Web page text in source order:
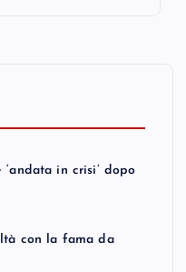
in crisi’ dopo
con la fama da